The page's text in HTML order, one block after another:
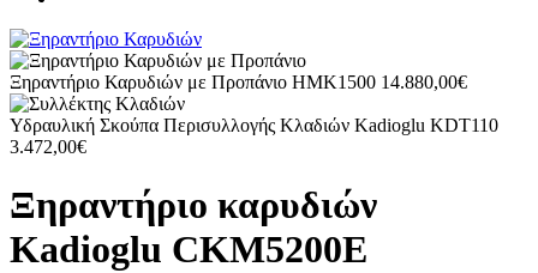
Ξηραντήριο Καρυδιών με Προπάνιο HMK1500 14.880,00€
Υδραυλική Σκούπα Περισυλλογής Κλαδιών Kadioglu KDT110
3.472,00€
Ξηραντήριο καρυδιών
Kadioglu CKM5200E